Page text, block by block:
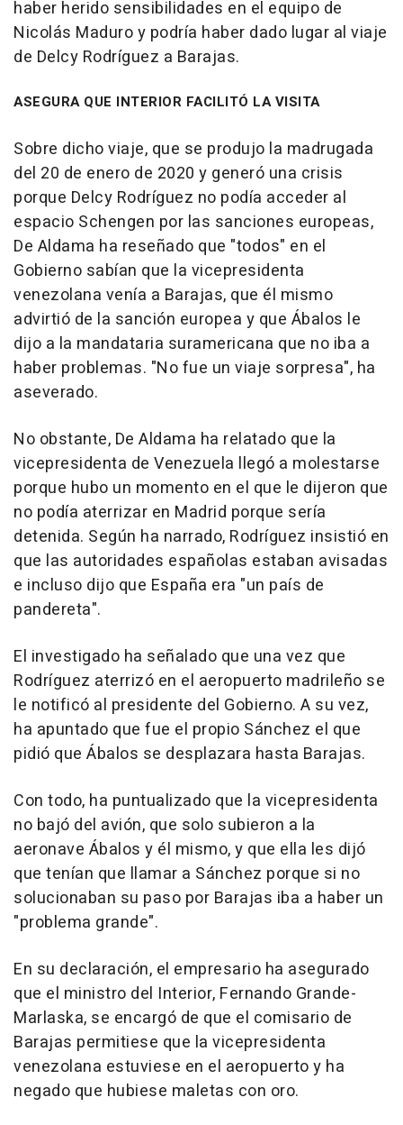
haber herido sensibilidades en el equipo de
Nicolás Maduro y podría haber dado lugar al viaje
de Delcy Rodríguez a Barajas.
ASEGURA QUE INTERIOR FACILITÓ LA VISITA
Sobre dicho viaje, que se produjo la madrugada
del 20 de enero de 2020 y generó una crisis
porque Delcy Rodríguez no podía acceder al
espacio Schengen por las sanciones europeas,
De Aldama ha reseñado que "todos" en el
Gobierno sabían que la vicepresidenta
venezolana venía a Barajas, que él mismo
advirtió de la sanción europea y que Ábalos le
dijo a la mandataria suramericana que no iba a
haber problemas. "No fue un viaje sorpresa", ha
aseverado.
No obstante, De Aldama ha relatado que la
vicepresidenta de Venezuela llegó a molestarse
porque hubo un momento en el que le dijeron que
no podía aterrizar en Madrid porque sería
detenida. Según ha narrado, Rodríguez insistió en
que las autoridades españolas estaban avisadas
e incluso dijo que España era "un país de
pandereta".
El investigado ha señalado que una vez que
Rodríguez aterrizó en el aeropuerto madrileño se
le notificó al presidente del Gobierno. A su vez,
ha apuntado que fue el propio Sánchez el que
pidió que Ábalos se desplazara hasta Barajas.
Con todo, ha puntualizado que la vicepresidenta
no bajó del avión, que solo subieron a la
aeronave Ábalos y él mismo, y que ella les dijó
que tenían que llamar a Sánchez porque si no
solucionaban su paso por Barajas iba a haber un
"problema grande".
En su declaración, el empresario ha asegurado
que el ministro del Interior, Fernando Grande-
Marlaska, se encargó de que el comisario de
Barajas permitiese que la vicepresidenta
venezolana estuviese en el aeropuerto y ha
negado que hubiese maletas con oro.